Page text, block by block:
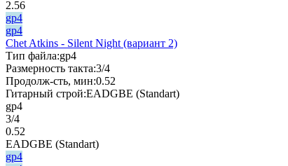
2.56
gp4
gp4
Chet Atkins - Silent Night (вариант 2)
Тип файла:gp4
Размерность такта:3/4
Продолж-сть, мин:0.52
Гитарный строй:EADGBE (Standart)
gp4
3/4
0.52
EADGBE (Standart)
gp4